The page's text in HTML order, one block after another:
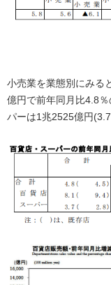
小売業を業態別にみる
億円で前年同月比4.8
パーは1兆2525億円(3.7